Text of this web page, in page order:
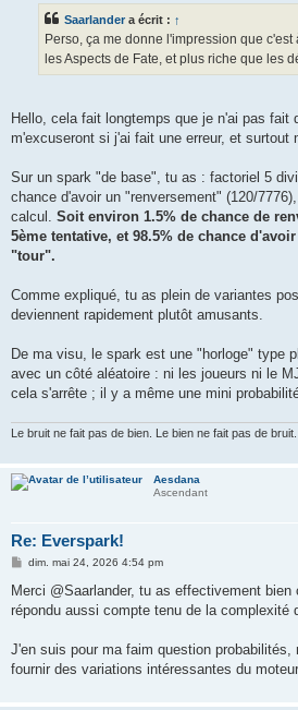
Saarlander a écrit : ↑
Perso, ça me donne l'impression que
les Aspects de Fate, et plus riche que les
Hello, cela fait longtemps que je n'ai pas fait
m'excuseront si j'ai fait une erreur, et surtout
Sur un spark "de base", tu as : factoriel 5
chance d'avoir un "renversement" (120/
calcul. Soit environ 1.5% de chance de
5ème tentative, et 98.5% de chance
"tour".
Comme expliqué, tu as plein de variantes
deviennent rapidement plutôt amusants.
De ma visu, le spark est une "horloge" type
avec un côté aléatoire : ni les joueurs ni le
cela s'arrête ; il y a même une mini
Le bruit ne fait pas de bien. Le bien ne fait pas de bruit.
Aesdana
Ascendant
Re: Everspark!
M
s
a
dim. mai 24, 2026 4:54 pm
Merci @Saarlander, tu as effectivement
répondu aussi compte tenu de la complexité
J'en suis pour ma faim question
fournir des variations intéressantes du